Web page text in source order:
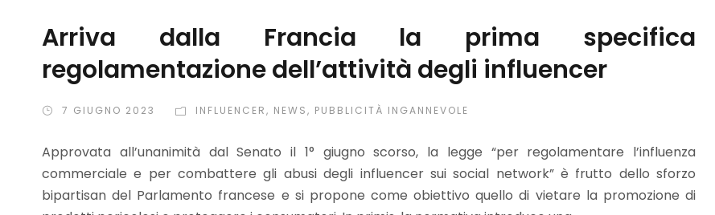
Arriva dalla Francia la prima specifica
regolamentazione dell’attività degli influencer
7 GIUGNO 2023 INFLUENCER, NEWS, PUBBLICITÀ INGANNEVOLE
Approvata all’unanimità dal Senato il 1° giugno scorso, la legge “per regolamentare l’influenza
commerciale e per combattere gli abusi degli influencer sui social network” è frutto dello sforzo
bipartisan del Parlamento francese e si propone come obiettivo quello di vietare la promozione di